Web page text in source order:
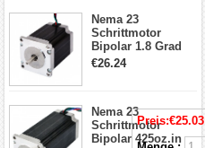
Nema 23
Schrittmotor
Bipolar 1.8 Grad
1.9Nm 3A 3.36V 4
€26.24
Nema 23
Schrittmotor
Bipolar 425oz.in
Preis:€25.03